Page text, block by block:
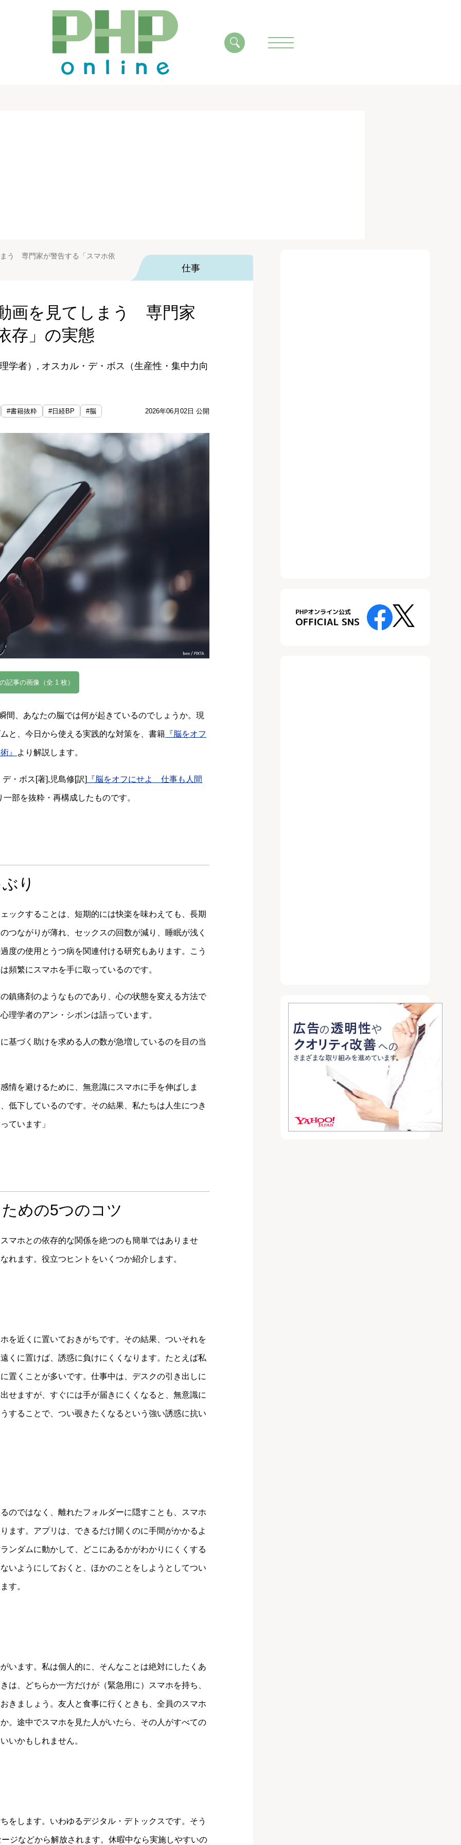
う 専門家が警告する「スマホ依
仕事
画を見てしまう 専門家
存」の実態
学者）, オスカル・デ・ボス（生産性・集中力向
#書籍抜粋 #日経BP #脳 2026年06月02日 公開
記事の画像（全 1 枚）
間、あなたの脳では何が起きているのでしょうか。現
と、今日から使える実践的な対策を、書籍 『脳をオフ
』 より解説します。
・ボス[著],児島修[訳] 『脳をオフにせよ 仕事も人間
部を抜粋・再構成したものです。
り
ックすることは、短期的には快楽を味わえても、長期
つながりが薄れ、セックスの回数が減り、睡眠が浅く
度の使用とうつ病を関連付ける研究もあります。こう
頻繁にスマホを手に取っているのです。
鎮痛剤のようなものであり、心の状態を変える方法で
理学者のアン・シボンは語っています。
基づく助けを求める人の数が急増しているのを目の当
情を避けるために、無意識にスマホに手を伸ばしま
低下しているのです。その結果、私たちは人生につき
ています」
めの5つのコツ
マホとの依存的な関係を絶つのも簡単ではありませ
れます。役立つヒントをいくつか紹介します。
を近くに置いておきがちです。その結果、ついそれを
くに置けば、誘惑に負けにくくなります。たとえば私
置くことが多いです。仕事中は、デスクの引き出しに
せますが、すぐには手が届きにくくなると、無意識に
することで、つい覗きたくなるという強い誘惑に抗い
のではなく、離れたフォルダーに隠すことも、スマホ
ます。アプリは、できるだけ開くのに手間がかかるよ
ンダムに動かして、どこにあるかがわかりにくくする
いようにしておくと、ほかのことをしようとしてつい
す。
います。私は個人的に、そんなことは絶対にしたくあ
は、どちらか一方だけが（緊急用に）スマホを持ち、
きましょう。友人と食事に行くときも、全員のスマホ
。途中でスマホを見た人がいたら、その人がすべての
いかもしれません。
をします。いわゆるデジタル・デトックスです。そう
ジなどから解放されます。休暇中なら実施しやすいの